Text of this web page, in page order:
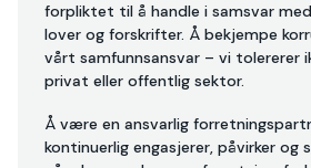
forpliktet til å handle i samsvar
lover og forskrifter. Å bekjempe
vårt samfunnsansvar – vi tolererer
privat eller offentlig sektor.
Å være en ansvarlig
kontinuerlig engasjerer, påvirker og